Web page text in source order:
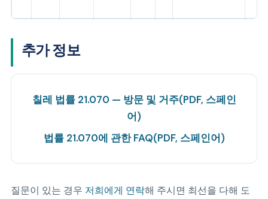
추가 정보
칠레 법률 21.070 — 방문 및 거주(PDF, 스페인
어)
법률 21.070에 관한 FAQ(PDF, 스페인어)
질문이 있는 경우 저희에게 연락해 주시면 최선을 다해 도